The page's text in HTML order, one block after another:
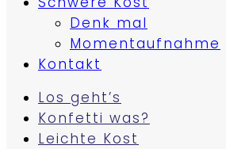
Denk mal
Momentaufnahme
Kontakt
Los geht’s
Konfetti was?
Leichte Kost